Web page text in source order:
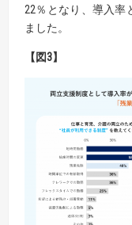
22％となり、導入率
ました。
【図3】